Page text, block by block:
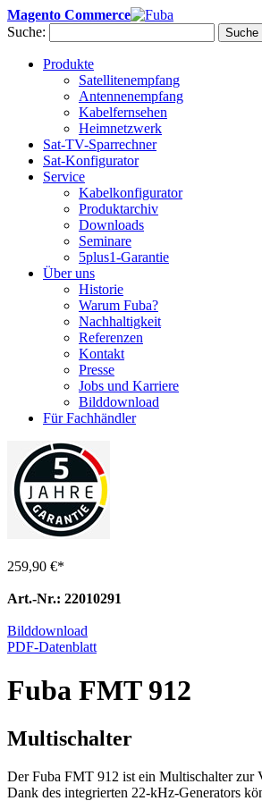
Magento Commerce
Suche:
Suche
Produkte
Satellitenempfang
Antennenempfang
Kabelfernsehen
Heimnetzwerk
Sat-TV-Sparrechner
Sat-Konfigurator
Service
Kabelkonfigurator
Produktarchiv
Downloads
Seminare
5plus1-Garantie
Über uns
Historie
Warum Fuba?
Nachhaltigkeit
Referenzen
Kontakt
Presse
Jobs und Karriere
Bilddownload
Für Fachhändler
259,90 €*
Art.-Nr.: 22010291
Bilddownload
PDF-Datenblatt
Fuba FMT 912
Multischalter
Der Fuba FMT 912 ist ein Multischalter zur
Dank des integrierten 22-kHz-Generators